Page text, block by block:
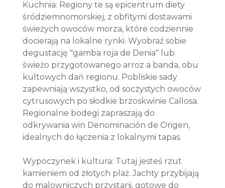
Kuchnia: Regiony te są epicentrum diety
śródziemnomorskiej, z obfitymi dostawami
świeżych owoców morza, które codziennie
docierają na lokalne rynki. Wyobraź sobie
degustację "gamba roja de Denia" lub
świeżo przygotowanego arroz a banda, obu
kultowych dań regionu. Pobliskie sady
zapewniają wszystko, od soczystych owoców
cytrusowych po słodkie brzoskwinie Callosa.
Regionalne bodegi zapraszają do
odkrywania win Denominación de Origen,
idealnych do łączenia z lokalnymi tapas.
Wypoczynek i kultura: Tutaj jesteś rzut
kamieniem od złotych plaż. Jachty przybijają
do malowniczych przystani, gotowe do